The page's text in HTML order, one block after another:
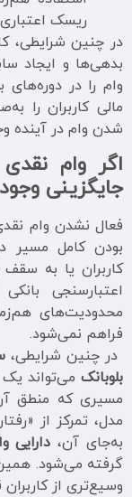
ریسک
در چنین شرایطی،
بدهی‌ها و ایجاد
وام را در
مالی کاربران را
شدن وام در آینده
اگر وام
جایگزینی
فعال نشدن وام
بودن کامل مسیر
کاربران یا به سقف
اعتبارسنجی
محدودیت‌های
فراهم نمی‌شود.
در چنین شرایطی،
بلوبانک می‌تواند
مسیری که منطق
مدل، تمرکز از
به‌جای آن، دارایی
گرفته می‌شود.
وسیع‌تری از